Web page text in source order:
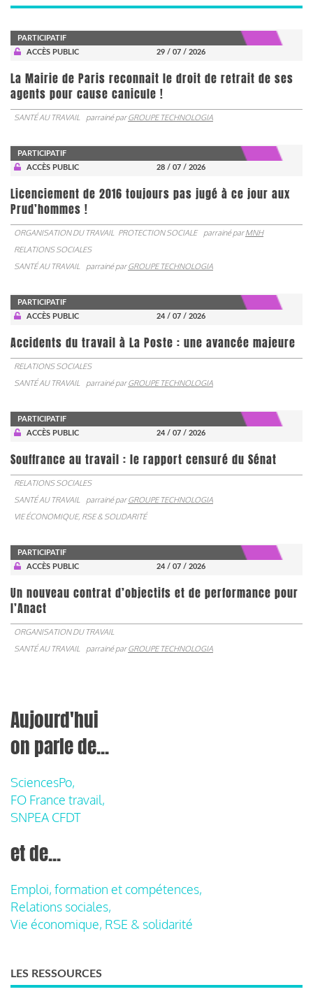
PARTICIPATIF
ACCÈS PUBLIC
29 / 07 / 2026
La Mairie de Paris reconnait le droit de retrait de ses
agents pour cause canicule !
SANTÉ AU TRAVAIL parrainé parGROUPE TECHNOLOGIA
PARTICIPATIF
ACCÈS PUBLIC
28 / 07 / 2026
Licenciement de 2016 toujours pas jugé à ce jour aux
Prud’hommes !
ORGANISATION DU TRAVAIL PROTECTION SOCIALE parrainé parMNH
RELATIONS SOCIALES
SANTÉ AU TRAVAIL
parrainé parGROUPE TECHNOLOGIA
PARTICIPATIF
ACCÈS PUBLIC
24 / 07 / 2026
Accidents du travail à La Poste : une avancée majeure
RELATIONS SOCIALES
SANTÉ AU TRAVAIL
parrainé parGROUPE TECHNOLOGIA
PARTICIPATIF
ACCÈS PUBLIC
24 / 07 / 2026
Souffrance au travail : le rapport censuré du Sénat
RELATIONS SOCIALES
SANTÉ AU TRAVAIL
parrainé parGROUPE TECHNOLOGIA
VIE ÉCONOMIQUE, RSE & SOLIDARITÉ
PARTICIPATIF
ACCÈS PUBLIC
24 / 07 / 2026
Un nouveau contrat d’objectifs et de performance pour
l’Anact
ORGANISATION DU TRAVAIL
SANTÉ AU TRAVAIL
parrainé parGROUPE TECHNOLOGIA
Aujourd'hui
on parle de...
SciencesPo,
FO France travail,
SNPEA CFDT
et de...
Emploi, formation et compétences,
Relations sociales,
Vie économique, RSE & solidarité
LES RESSOURCES